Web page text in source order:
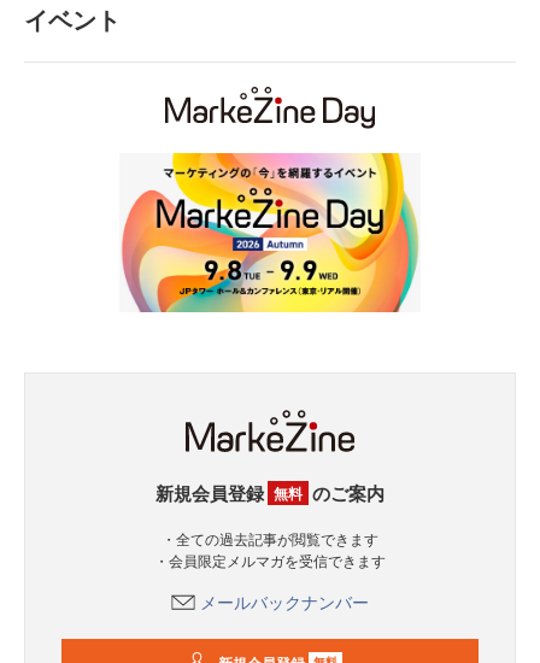
イベント
新規会員登録 無料 のご案内
・全ての過去記事が閲覧できます
・会員限定メルマガを受信できます
メールバックナンバー